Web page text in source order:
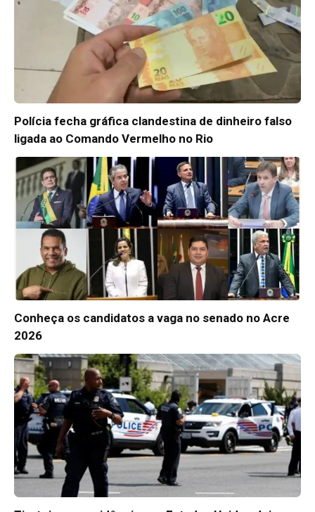
Polícia fecha gráfica clandestina de dinheiro falso
ligada ao Comando Vermelho no Rio
Conheça os candidatos a vaga no senado no Acre
2026